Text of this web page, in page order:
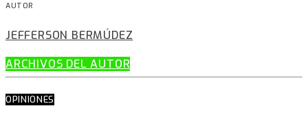
AUTOR
JEFFERSON BERMÚDEZ
ARCHIVOS DEL AUTOR
OPINIONES